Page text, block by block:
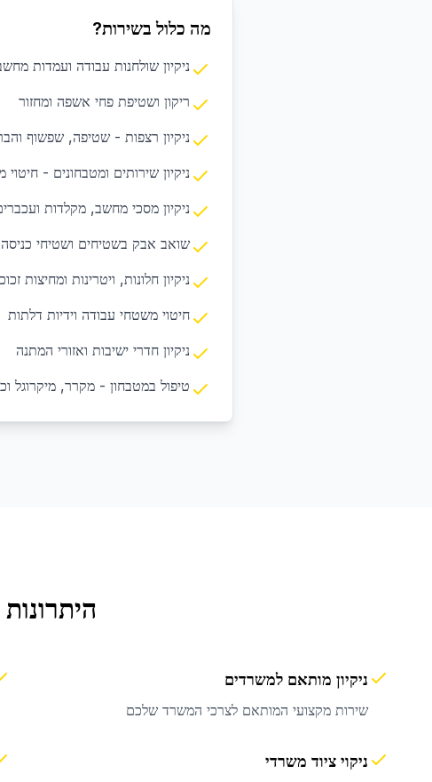
מה כלול בשירות?
ניקיון שולחנות עבודה ועמדות
ריקון ושטיפת פחי אשפה ומחזור
ניקיון רצפות - שטיפה, שפשוף
ניקיון שירותים ומטבחונים - חיטוי
ניקיון מסכי מחשב, מקלדות
שואב אבק בשטיחים ושטיחי כניסה
ניקיון חלונות, ויטרינות ומחיצות
חיטוי משטחי עבודה וידיות דלתות
ניקיון חדרי ישיבות ואזורי המתנה
טיפול במטבחון - מקרר, מיקרוגל
ניקיון מותאם למשרדים
שירות מקצועי המותאם לצרכי המשרד שלכם
ניקוי ציוד משרדי